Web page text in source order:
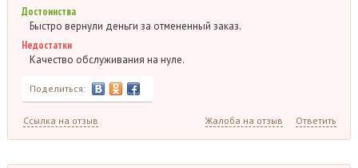
Достоинства
Быстро вернули деньги за отмененный заказ.
Недостатки
Качество обслуживания на нуле.
Поделиться:
Ссылка на отзыв Жалоба на отзыв Ответить